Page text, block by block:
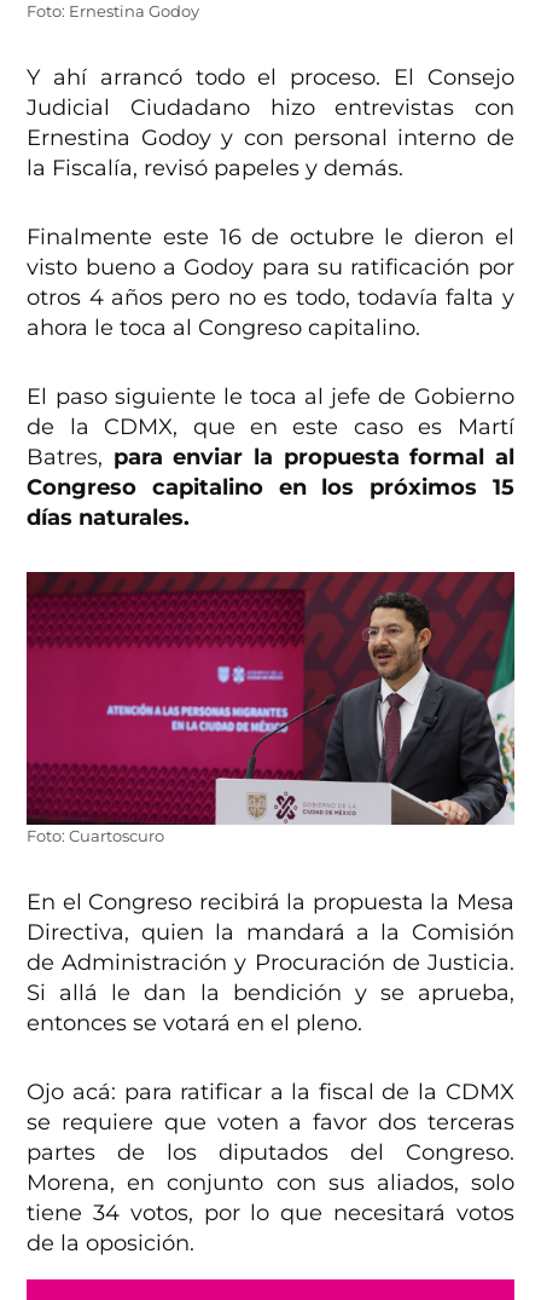
Foto: Ernestina Godoy
Y ahí arrancó todo el proceso. El Consejo
Judicial Ciudadano hizo entrevistas con
Ernestina Godoy y con personal interno de
la Fiscalía, revisó papeles y demás.
Finalmente este 16 de octubre le dieron el
visto bueno a Godoy para su ratificación por
otros 4 años pero no es todo, todavía falta y
ahora le toca al Congreso capitalino.
El paso siguiente le toca al jefe de Gobierno
de la CDMX, que en este caso es Martí
Batres, para enviar la propuesta formal al
Congreso capitalino en los próximos 15
días naturales.
Foto: Cuartoscuro
En el Congreso recibirá la propuesta la Mesa
Directiva, quien la mandará a la Comisión
de Administración y Procuración de Justicia.
Si allá le dan la bendición y se aprueba,
entonces se votará en el pleno.
Ojo acá: para ratificar a la fiscal de la CDMX
se requiere que voten a favor dos terceras
partes de los diputados del Congreso.
Morena, en conjunto con sus aliados, solo
tiene 34 votos, por lo que necesitará votos
de la oposición.